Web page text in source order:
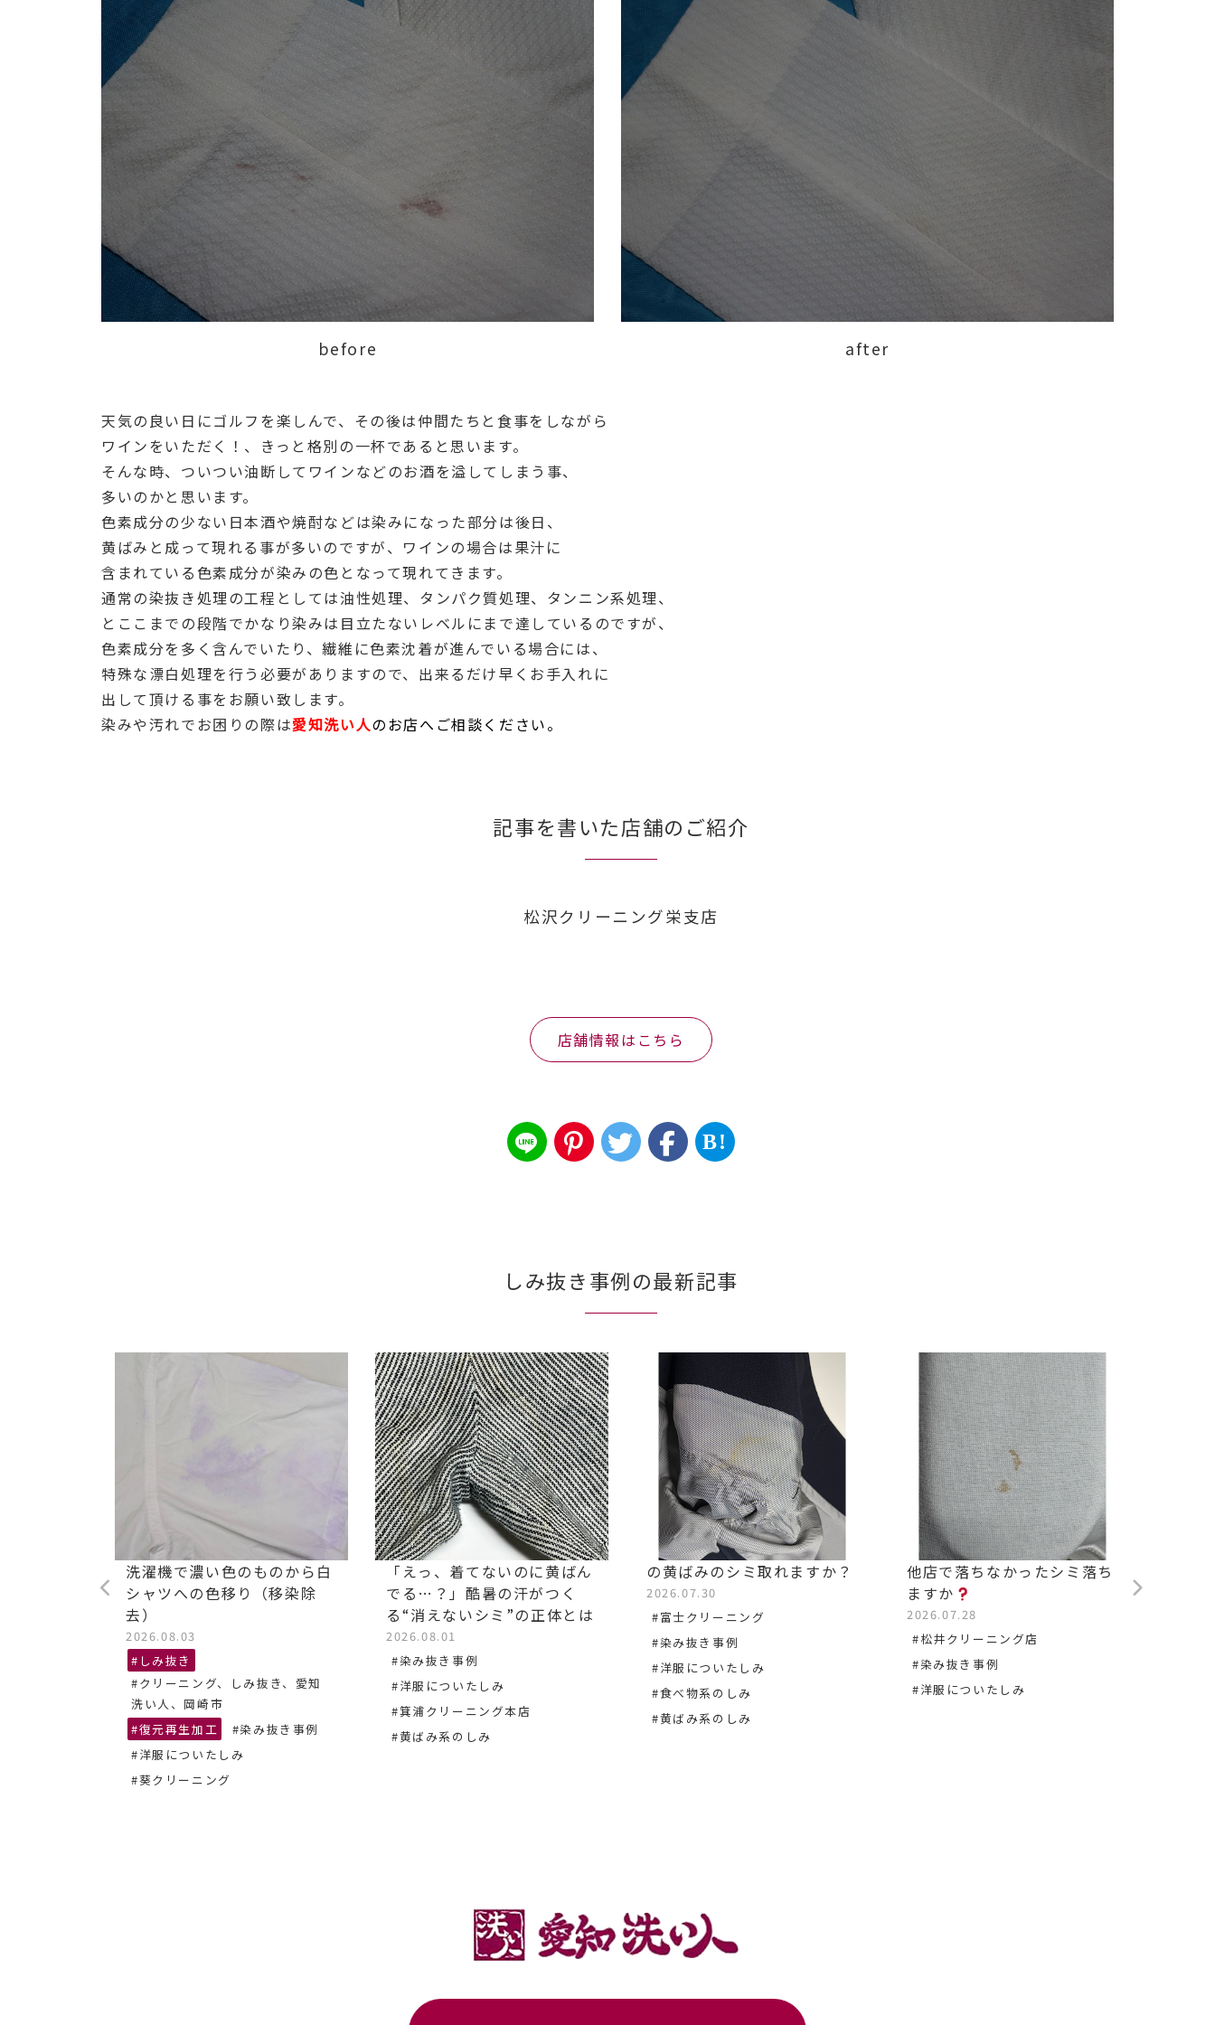
before after
天気の良い日にゴルフを楽しんで、その後は仲間たちと食事をしながら
ワインをいただく！、きっと格別の一杯であると思います。
そんな時、ついつい油断してワインなどのお酒を溢してしまう事、
多いのかと思います。
色素成分の少ない日本酒や焼酎などは染みになった部分は後日、
黄ばみと成って現れる事が多いのですが、ワインの場合は果汁に
含まれている色素成分が染みの色となって現れてきます。
通常の染抜き処理の工程としては油性処理、タンパク質処理、タンニン系処理、
とここまでの段階でかなり染みは目立たないレベルにまで達しているのですが、
色素成分を多く含んでいたり、繊維に色素沈着が進んでいる場合には、
特殊な漂白処理を行う必要がありますので、出来るだけ早くお手入れに
出して頂ける事をお願い致します。
染みや汚れでお困りの際は愛知洗い人のお店へご相談ください。
記事を書いた店舗のご紹介
松沢クリーニング栄支店
店舗情報はこちら
B!
しみ抜き事例の最新記事
洗濯機で濃い色のものから白
シャツへの色移り（移染除
去）
2026.08.03
#しみ抜き
#クリーニング、しみ抜き、愛知
洗い人、岡崎市
#復元再生加工
#染み抜き事例
#洋服についたしみ
#葵クリーニング
「えっ、着てないのに黄ばん
でる…？」酷暑の汗がつく
る“消えないシミ”の正体とは
2026.08.01
#染み抜き事例
#洋服についたしみ
#箕浦クリーニング本店
#黄ばみ系のしみ
の黄ばみのシミ取れますか？
2026.07.30
#富士クリーニング
#染み抜き事例
#洋服についたしみ
#食べ物系のしみ
#黄ばみ系のしみ
他店で落ちなかったシミ落ち
ますか
2026.07.28
#松井クリーニング店
#染み抜き事例
#洋服についたしみ